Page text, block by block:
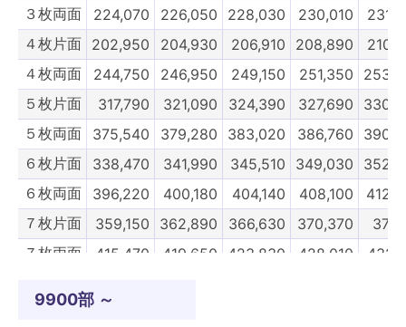
３枚両面
224,070 226,050 228,030 230,010
４枚片面 202,950 204,930 206,910 208,890
４枚両面
244,750 246,950 249,150 251,350
５枚片面
317,790 321,090 324,390 327,690
５枚両面
375,540 379,280 383,020 386,760
６枚片面
338,470 341,990 345,510 349,030
６枚両面
396,220 400,180 404,140 408,100
７枚片面
359,150 362,890 366,630 370,370
７枚両面
415,470 419,650 423,830 428,010
８枚両面
9900部 ～